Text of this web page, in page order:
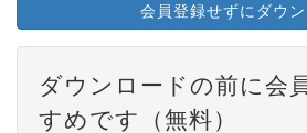
会員登録せずにダウン
ダウンロードの前に会
すめです（無料）